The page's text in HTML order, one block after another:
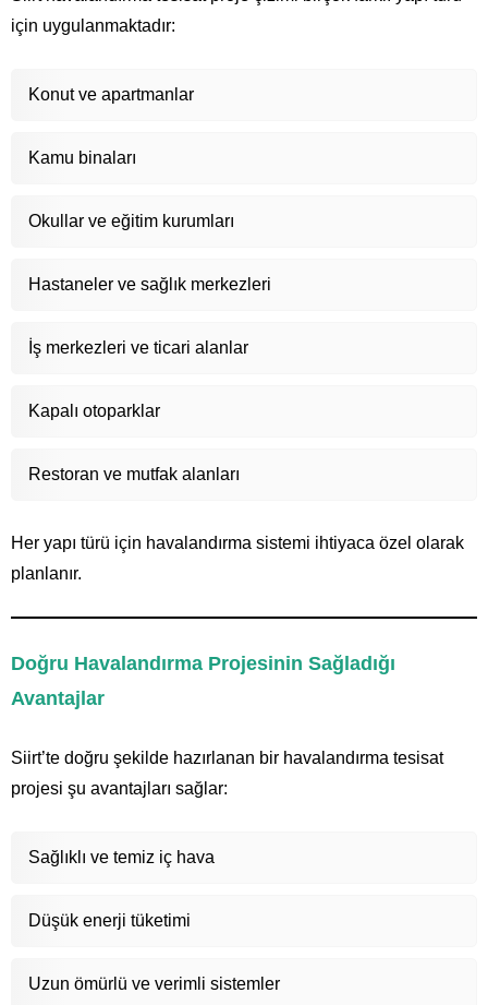
için uygulanmaktadır:
Konut ve apartmanlar
Kamu binaları
Okullar ve eğitim kurumları
Hastaneler ve sağlık merkezleri
İş merkezleri ve ticari alanlar
Kapalı otoparklar
Restoran ve mutfak alanları
Her yapı türü için havalandırma sistemi ihtiyaca özel olarak
planlanır.
Doğru Havalandırma Projesinin Sağladığı
Avantajlar
Siirt’te doğru şekilde hazırlanan bir havalandırma tesisat
projesi şu avantajları sağlar:
Sağlıklı ve temiz iç hava
Düşük enerji tüketimi
Uzun ömürlü ve verimli sistemler